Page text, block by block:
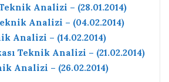
Analizi – (28.01.2014)
Analizi – (04.02.2014)
Analizi – (14.02.2014)
Teknik Analizi – (21.02.2014)
Analizi – (26.02.2014)